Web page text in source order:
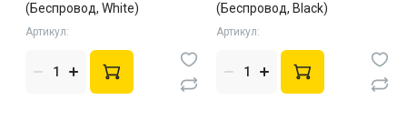
(Беспровод, White)
Артикул:
(Беспровод, Black)
Артикул: